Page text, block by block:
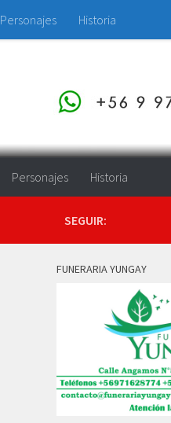
Personajes Historia
Personajes Historia
SEGUIR:
FUNERARIA YUNGAY